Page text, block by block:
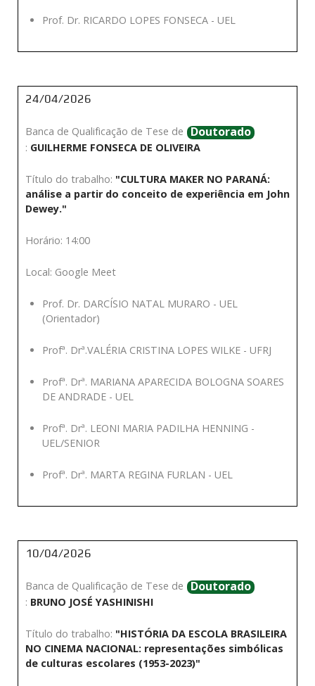
Prof. Dr. RICARDO LOPES FONSECA - UEL
24/04/2026
Banca de Qualificação de Tese de Doutorado
: GUILHERME FONSECA DE OLIVEIRA
Título do trabalho: "CULTURA MAKER NO PARANÁ:
análise a partir do conceito de experiência em John
Dewey."
Horário: 14:00
Local: Google Meet
Prof. Dr. DARCÍSIO NATAL MURARO - UEL
(Orientador)
Profª. Drª.VALÉRIA CRISTINA LOPES WILKE - UFRJ
Profª. Drª. MARIANA APARECIDA BOLOGNA SOARES
DE ANDRADE - UEL
Profª. Drª. LEONI MARIA PADILHA HENNING -
UEL/SENIOR
Profª. Drª. MARTA REGINA FURLAN - UEL
10/04/2026
Banca de Qualificação de Tese de Doutorado
: BRUNO JOSÉ YASHINISHI
Título do trabalho: "HISTÓRIA DA ESCOLA BRASILEIRA
NO CINEMA NACIONAL: representações simbólicas
de culturas escolares (1953-2023)"